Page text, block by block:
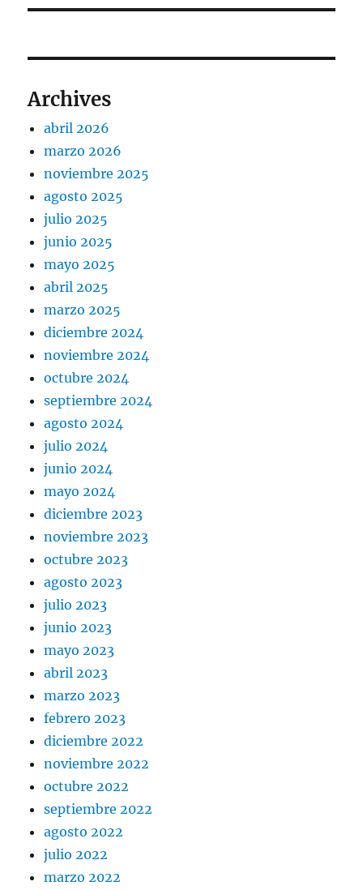
Archives
abril 2026
marzo 2026
noviembre 2025
agosto 2025
julio 2025
junio 2025
mayo 2025
abril 2025
marzo 2025
diciembre 2024
noviembre 2024
octubre 2024
septiembre 2024
agosto 2024
julio 2024
junio 2024
mayo 2024
diciembre 2023
noviembre 2023
octubre 2023
agosto 2023
julio 2023
junio 2023
mayo 2023
abril 2023
marzo 2023
febrero 2023
diciembre 2022
noviembre 2022
octubre 2022
septiembre 2022
agosto 2022
julio 2022
marzo 2022